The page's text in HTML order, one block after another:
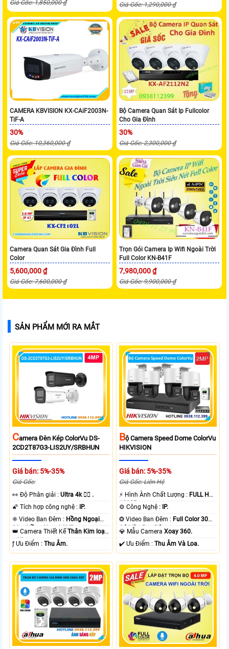
Giá Gốc: 1,850,000 ₫ Giá Gốc: 1,290,000 ₫
CAMERA KBVISION KX-CAiF2003N-
TiF-A
30%
Giá Gốc: 10,360,000 ₫
Bộ Camera Quan Sát Ip Fullcolor
Cho Gia Đình
30%
Giá Gốc: 2,300,000 ₫
Camera Quan Sát Gia Đình Full
Color
5,600,000 ₫
Giá Gốc: 7,600,000 ₫
Trọn Gói Camera Ip Wifi Ngoài Trời
Full Color KN-B41F
7,980,000 ₫
Giá Gốc: 9,900,000 ₫
SẢN PHẨM MỚI RA MẮT
CAmera Đèn Kép ColorVu DS-
2CD2T87G3-LIS2UY/SRBHUN
Giá bán: 5%-35%
Giá Gốc:
️👀 Độ Phân giải :Ultra 4k 👍🏾 .
🌠 Tích hợp công nghệ :
IP.
❈ Video Ban Đêm : Hồng Ngoại
80m Hồng Ngoại SMD.
👑 Camera Thiết KếThân Kim loại
+ Nhựa.
️ƒ Ưu Điểm :Thu Âm.
BỘ Camera Speed Dome ColorVu
HIKVISION
Giá bán: 5%-35%
Giá Gốc: Liên Hệ
️⚡ Hình Ành Chất Lượng : FULL HD
1080P .
⚙ Công Nghệ :
IP.
❂ Video Ban Đêm : Full Color 30m
Có Màu Ban Ðêm.
💎 Mẫu CameraXoay 360.
️✔️ Ưu Điểm :Thu Âm Và Loa.